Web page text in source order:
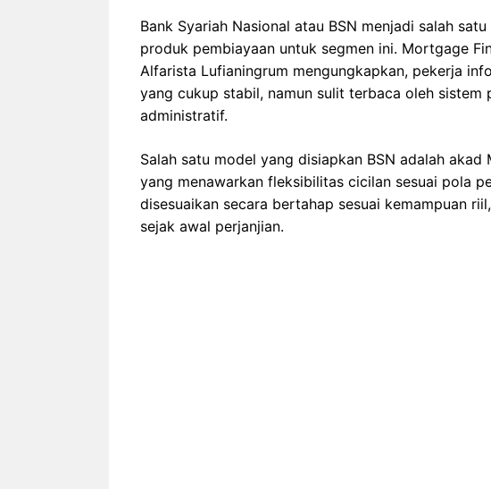
Bank Syariah Nasional atau BSN menjadi salah
produk pembiayaan untuk segmen ini. Mortgage
Alfarista Lufianingrum mengungkapkan, pekerja
yang cukup stabil, namun sulit terbaca oleh
administratif.
Salah satu model yang disiapkan BSN adalah akad
yang menawarkan fleksibilitas cicilan sesuai pola
disesuaikan secara bertahap sesuai kemampuan
sejak awal perjanjian.